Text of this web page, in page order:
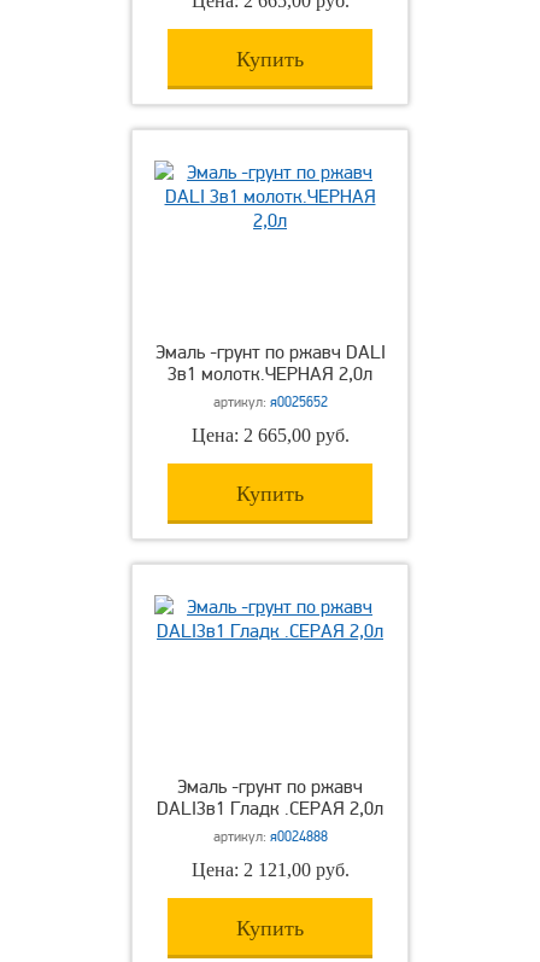
Купить
Эмаль -грунт по ржавч DALI
3в1 молотк.ЧЕРНАЯ 2,0л
артикул: я0025652
Цена: 2 665,00 руб.
Купить
Эмаль -грунт по ржавч
DALI3в1 Гладк .СЕРАЯ 2,0л
артикул: я0024888
Цена: 2 121,00 руб.
Купить